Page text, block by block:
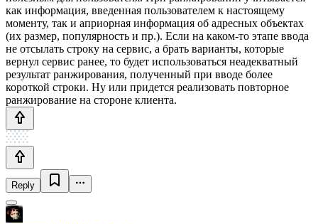
как информация, введенная пользователем к настоящему
моменту, так и априорная информация об адресных объектах
(их размер, популярность и пр.). Если на каком-то этапе ввода
не отсылать строку на сервис, а брать варианты, которые
вернул сервис ранее, то будет использоваться неадекватный
результат ранжирования, полученный при вводе более
короткой строки. Ну или придется реализовать повторное
ранжирование на стороне клиента.
Reply